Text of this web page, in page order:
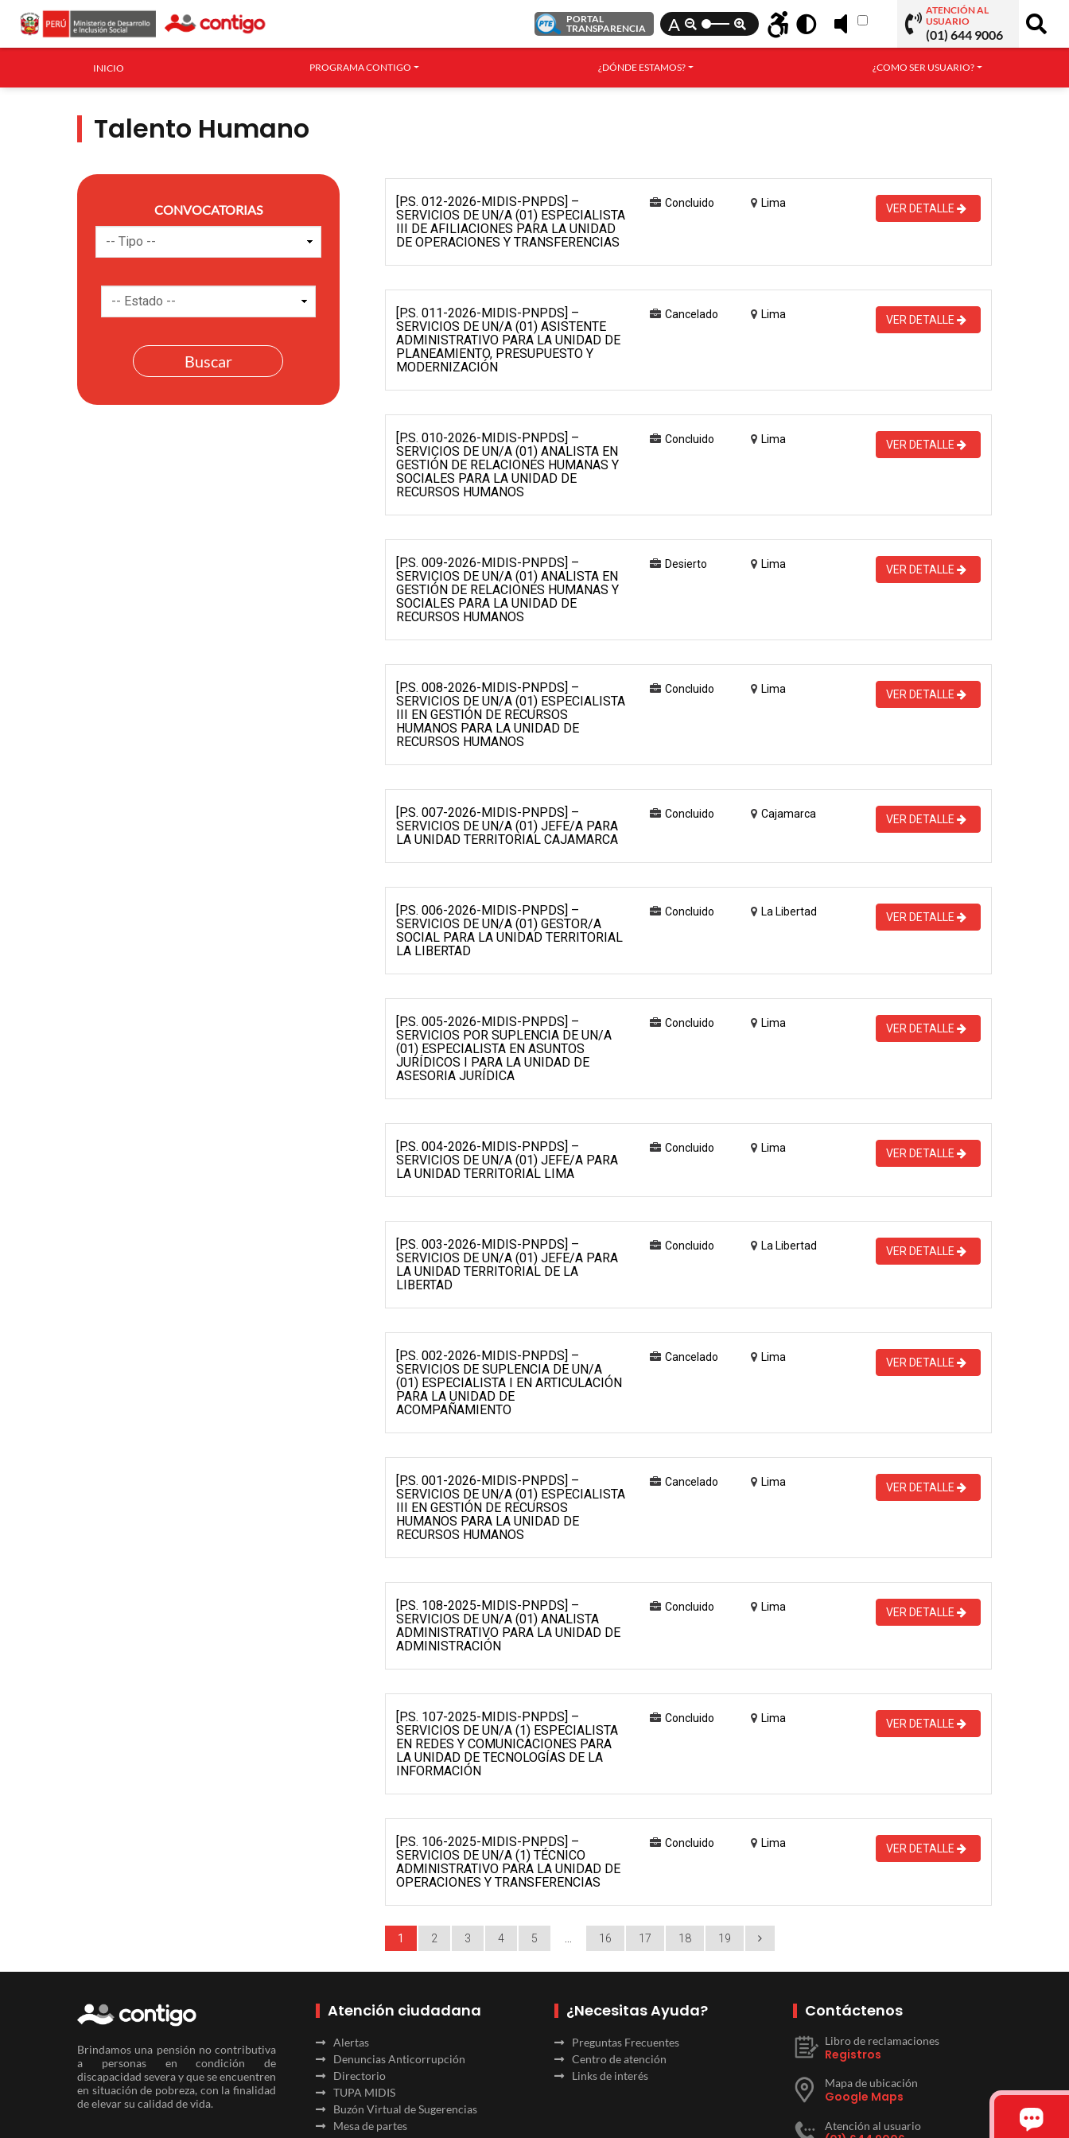
PORTAL
TRANSPARENCIA
A
ATENCIÓN AL
USUARIO
(01) 644 9006
INICIO PROGRAMA CONTIGO ¿DÓNDE ESTAMOS? ¿COMO SER USUARIO?
Talento Humano
CONVOCATORIAS
[P.S. 012-2026-MIDIS-PNPDS] –
SERVICIOS DE UN/A (01) ESPECIALISTA
III DE AFILIACIONES PARA LA UNIDAD
DE OPERACIONES Y TRANSFERENCIAS
Concluido Lima VER DETALLE
[P.S. 011-2026-MIDIS-PNPDS] –
SERVICIOS DE UN/A (01) ASISTENTE
ADMINISTRATIVO PARA LA UNIDAD DE
PLANEAMIENTO, PRESUPUESTO Y
MODERNIZACIÓN
Cancelado Lima VER DETALLE
[P.S. 010-2026-MIDIS-PNPDS] –
SERVICIOS DE UN/A (01) ANALISTA EN
GESTIÓN DE RELACIONES HUMANAS Y
SOCIALES PARA LA UNIDAD DE
RECURSOS HUMANOS
Concluido Lima VER DETALLE
[P.S. 009-2026-MIDIS-PNPDS] –
SERVICIOS DE UN/A (01) ANALISTA EN
GESTIÓN DE RELACIONES HUMANAS Y
SOCIALES PARA LA UNIDAD DE
RECURSOS HUMANOS
Desierto Lima VER DETALLE
[P.S. 008-2026-MIDIS-PNPDS] –
SERVICIOS DE UN/A (01) ESPECIALISTA
III EN GESTIÓN DE RECURSOS
HUMANOS PARA LA UNIDAD DE
RECURSOS HUMANOS
Concluido Lima VER DETALLE
[P.S. 007-2026-MIDIS-PNPDS] –
SERVICIOS DE UN/A (01) JEFE/A PARA
LA UNIDAD TERRITORIAL CAJAMARCA
Concluido Cajamarca VER DETALLE
[P.S. 006-2026-MIDIS-PNPDS] –
SERVICIOS DE UN/A (01) GESTOR/A
SOCIAL PARA LA UNIDAD TERRITORIAL
LA LIBERTAD
Concluido La Libertad VER DETALLE
[P.S. 005-2026-MIDIS-PNPDS] –
SERVICIOS POR SUPLENCIA DE UN/A
(01) ESPECIALISTA EN ASUNTOS
JURÍDICOS I PARA LA UNIDAD DE
ASESORIA JURÍDICA
Concluido Lima VER DETALLE
[P.S. 004-2026-MIDIS-PNPDS] –
SERVICIOS DE UN/A (01) JEFE/A PARA
LA UNIDAD TERRITORIAL LIMA
Concluido Lima VER DETALLE
[P.S. 003-2026-MIDIS-PNPDS] –
SERVICIOS DE UN/A (01) JEFE/A PARA
LA UNIDAD TERRITORIAL DE LA
LIBERTAD
Concluido La Libertad VER DETALLE
[P.S. 002-2026-MIDIS-PNPDS] –
SERVICIOS DE SUPLENCIA DE UN/A
(01) ESPECIALISTA I EN ARTICULACIÓN
PARA LA UNIDAD DE
ACOMPAÑAMIENTO
Cancelado Lima VER DETALLE
[P.S. 001-2026-MIDIS-PNPDS] –
SERVICIOS DE UN/A (01) ESPECIALISTA
III EN GESTIÓN DE RECURSOS
HUMANOS PARA LA UNIDAD DE
RECURSOS HUMANOS
Cancelado Lima VER DETALLE
[P.S. 108-2025-MIDIS-PNPDS] –
SERVICIOS DE UN/A (01) ANALISTA
ADMINISTRATIVO PARA LA UNIDAD DE
ADMINISTRACIÓN
Concluido Lima VER DETALLE
[P.S. 107-2025-MIDIS-PNPDS] –
SERVICIOS DE UN/A (1) ESPECIALISTA
EN REDES Y COMUNICACIONES PARA
LA UNIDAD DE TECNOLOGÍAS DE LA
INFORMACIÓN
Concluido Lima VER DETALLE
[P.S. 106-2025-MIDIS-PNPDS] –
SERVICIOS DE UN/A (1) TÉCNICO
ADMINISTRATIVO PARA LA UNIDAD DE
OPERACIONES Y TRANSFERENCIAS
Concluido Lima VER DETALLE
1 2 3 4 5 16 17 18 19
Brindamos una pensión no contributiva
a personas en condición de
discapacidad severa y que se encuentren
en situación de pobreza, con la finalidad
de elevar su calidad de vida.
Atención ciudadana
Alertas
Denuncias Anticorrupción
Directorio
TUPA MIDIS
Buzón Virtual de Sugerencias
Mesa de partes
¿Necesitas Ayuda?
Preguntas Frecuentes
Centro de atención
Links de interés
Contáctenos
Libro de reclamaciones
Registros
Mapa de ubicación
Google Maps
Atención al usuario